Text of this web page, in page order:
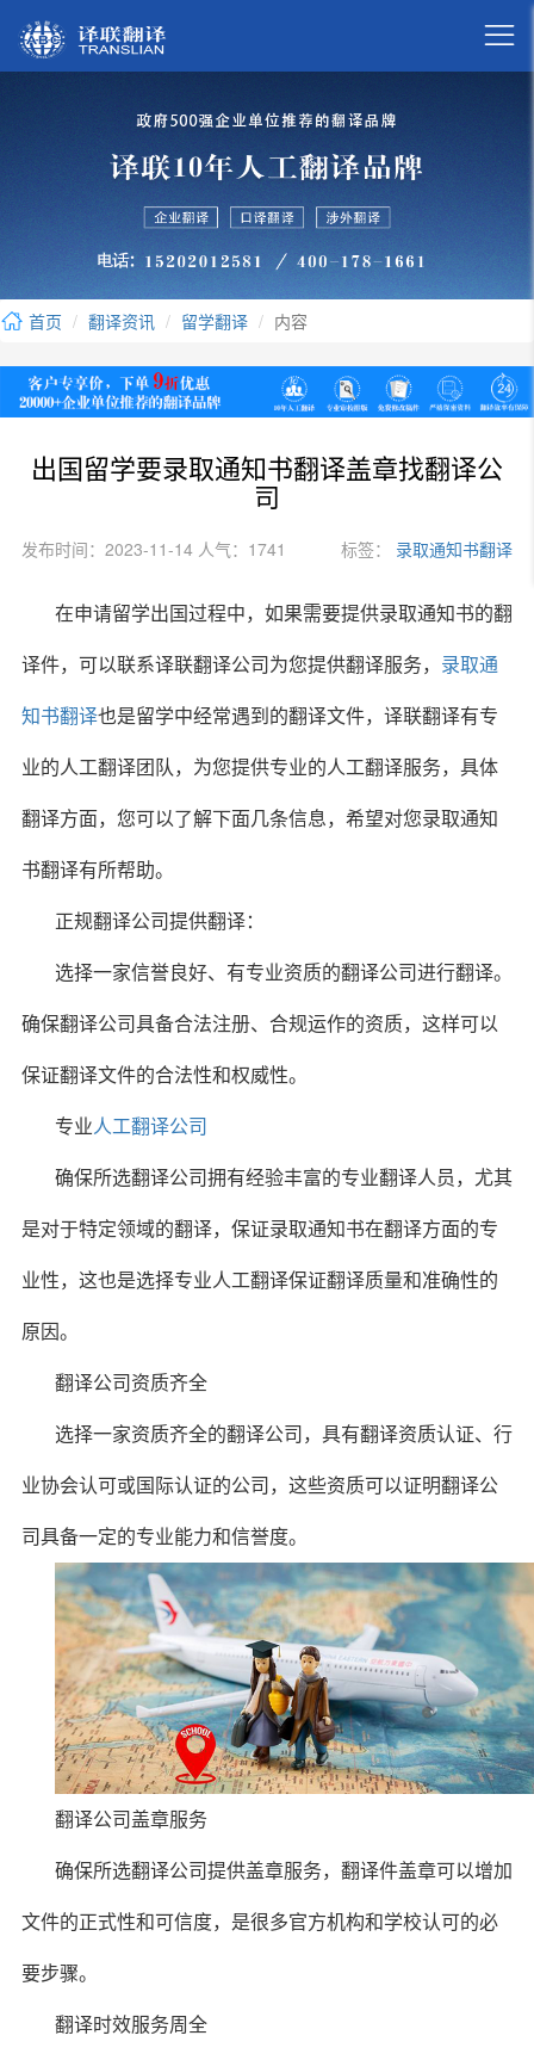

首页 翻译资讯 留学翻译 内容
出国留学要录取通知书翻译盖章找翻译公
司
发布时间：2023-11-14 人气：1741 标签： 录取通知书翻译
在申请留学出国过程中，如果需要提供录取通知书的翻
译件，可以联系译联翻译公司为您提供翻译服务， 录取通
知书翻译也是留学中经常遇到的翻译文件，译联翻译有专
业的人工翻译团队，为您提供专业的人工翻译服务，具体
翻译方面，您可以了解下面几条信息，希望对您录取通知
书翻译有所帮助。
正规翻译公司提供翻译：
选择一家信誉良好、有专业资质的翻译公司进行翻译。
确保翻译公司具备合法注册、合规运作的资质，这样可以
保证翻译文件的合法性和权威性。
专业人工翻译公司
确保所选翻译公司拥有经验丰富的专业翻译人员，尤其
是对于特定领域的翻译，保证录取通知书在翻译方面的专
业性，这也是选择专业人工翻译保证翻译质量和准确性的
原因。
翻译公司资质齐全
选择一家资质齐全的翻译公司，具有翻译资质认证、行
业协会认可或国际认证的公司，这些资质可以证明翻译公
司具备一定的专业能力和信誉度。
翻译公司盖章服务
确保所选翻译公司提供盖章服务，翻译件盖章可以增加
文件的正式性和可信度，是很多官方机构和学校认可的必
要步骤。
翻译时效服务周全